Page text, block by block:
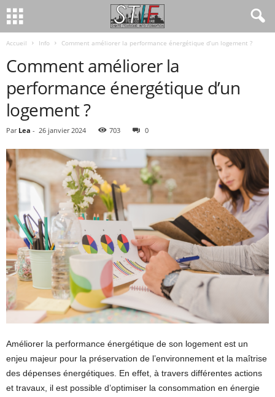
Accueil Info Comment améliorer la performance énergétique d’un logement ?
Comment améliorer la
performance énergétique d’un
logement ?
Par Lea - 26 janvier 2024 703 0
Améliorer la performance énergétique de son logement est un
enjeu majeur pour la préservation de l’environnement et la maîtrise
des dépenses énergétiques. En effet, à travers différentes actions
et travaux, il est possible d’optimiser la consommation en énergie